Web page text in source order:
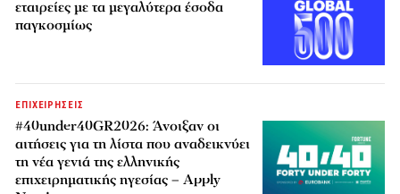
εταιρείες με τα μεγαλύτερα έσοδα
παγκοσμίως
ΕΠΙΧΕΙΡΗΣΕΙΣ
#40under40GR2026: Άνοιξαν οι
αιτήσεις για τη λίστα που αναδεικνύει
τη νέα γενιά της ελληνικής
επιχειρηματικής ηγεσίας – Apply